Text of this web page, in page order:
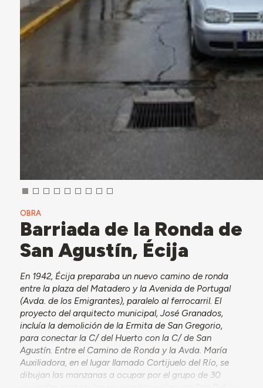
OBRA
Barriada de la Ronda de
San Agustín, Écija
En 1942, Écija preparaba un nuevo camino de ronda
entre la plaza del Matadero y la Avenida de Portugal
(Avda. de los Emigrantes), paralelo al ferrocarril. El
proyecto del arquitecto municipal, José Granados,
incluía la demolición de la Ermita de San Gregorio,
para conectar la C/ del Huerto con la C/ de San
Agustín. Entre el Camino de Ronda y la Avda. María
Auxiliadora, en el lugar llamado Cortijuelo del Río, se
dibujan las manzanas a ocupar por el grupo de 30